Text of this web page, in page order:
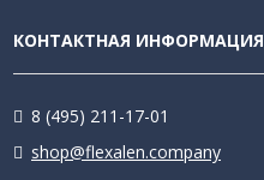
КОНТАКТНАЯ ИНФОРМАЦИЯ
8 (495) 211-17-01
shop@flexalen.company